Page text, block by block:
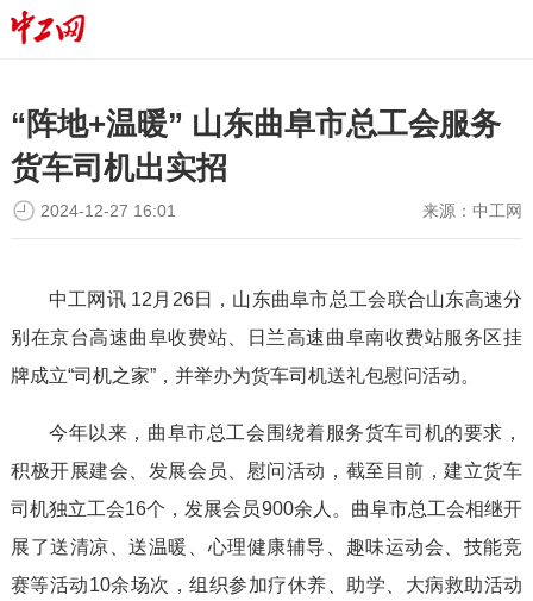
“阵地+温暖” 山东曲阜市总工会服务
货车司机出实招
来源：中工网
2024-12-27 16:01
中工网讯 12月26日，山东曲阜市总工会联合山东高速分
别在京台高速曲阜收费站、日兰高速曲阜南收费站服务区挂
牌成立“司机之家”，并举办为货车司机送礼包慰问活动。
今年以来，曲阜市总工会围绕着服务货车司机的要求，
积极开展建会、发展会员、慰问活动，截至目前，建立货车
司机独立工会16个，发展会员900余人。曲阜市总工会相继开
展了送清凉、送温暖、心理健康辅导、趣味运动会、技能竞
赛等活动10余场次，组织参加疗休养、助学、大病救助活动